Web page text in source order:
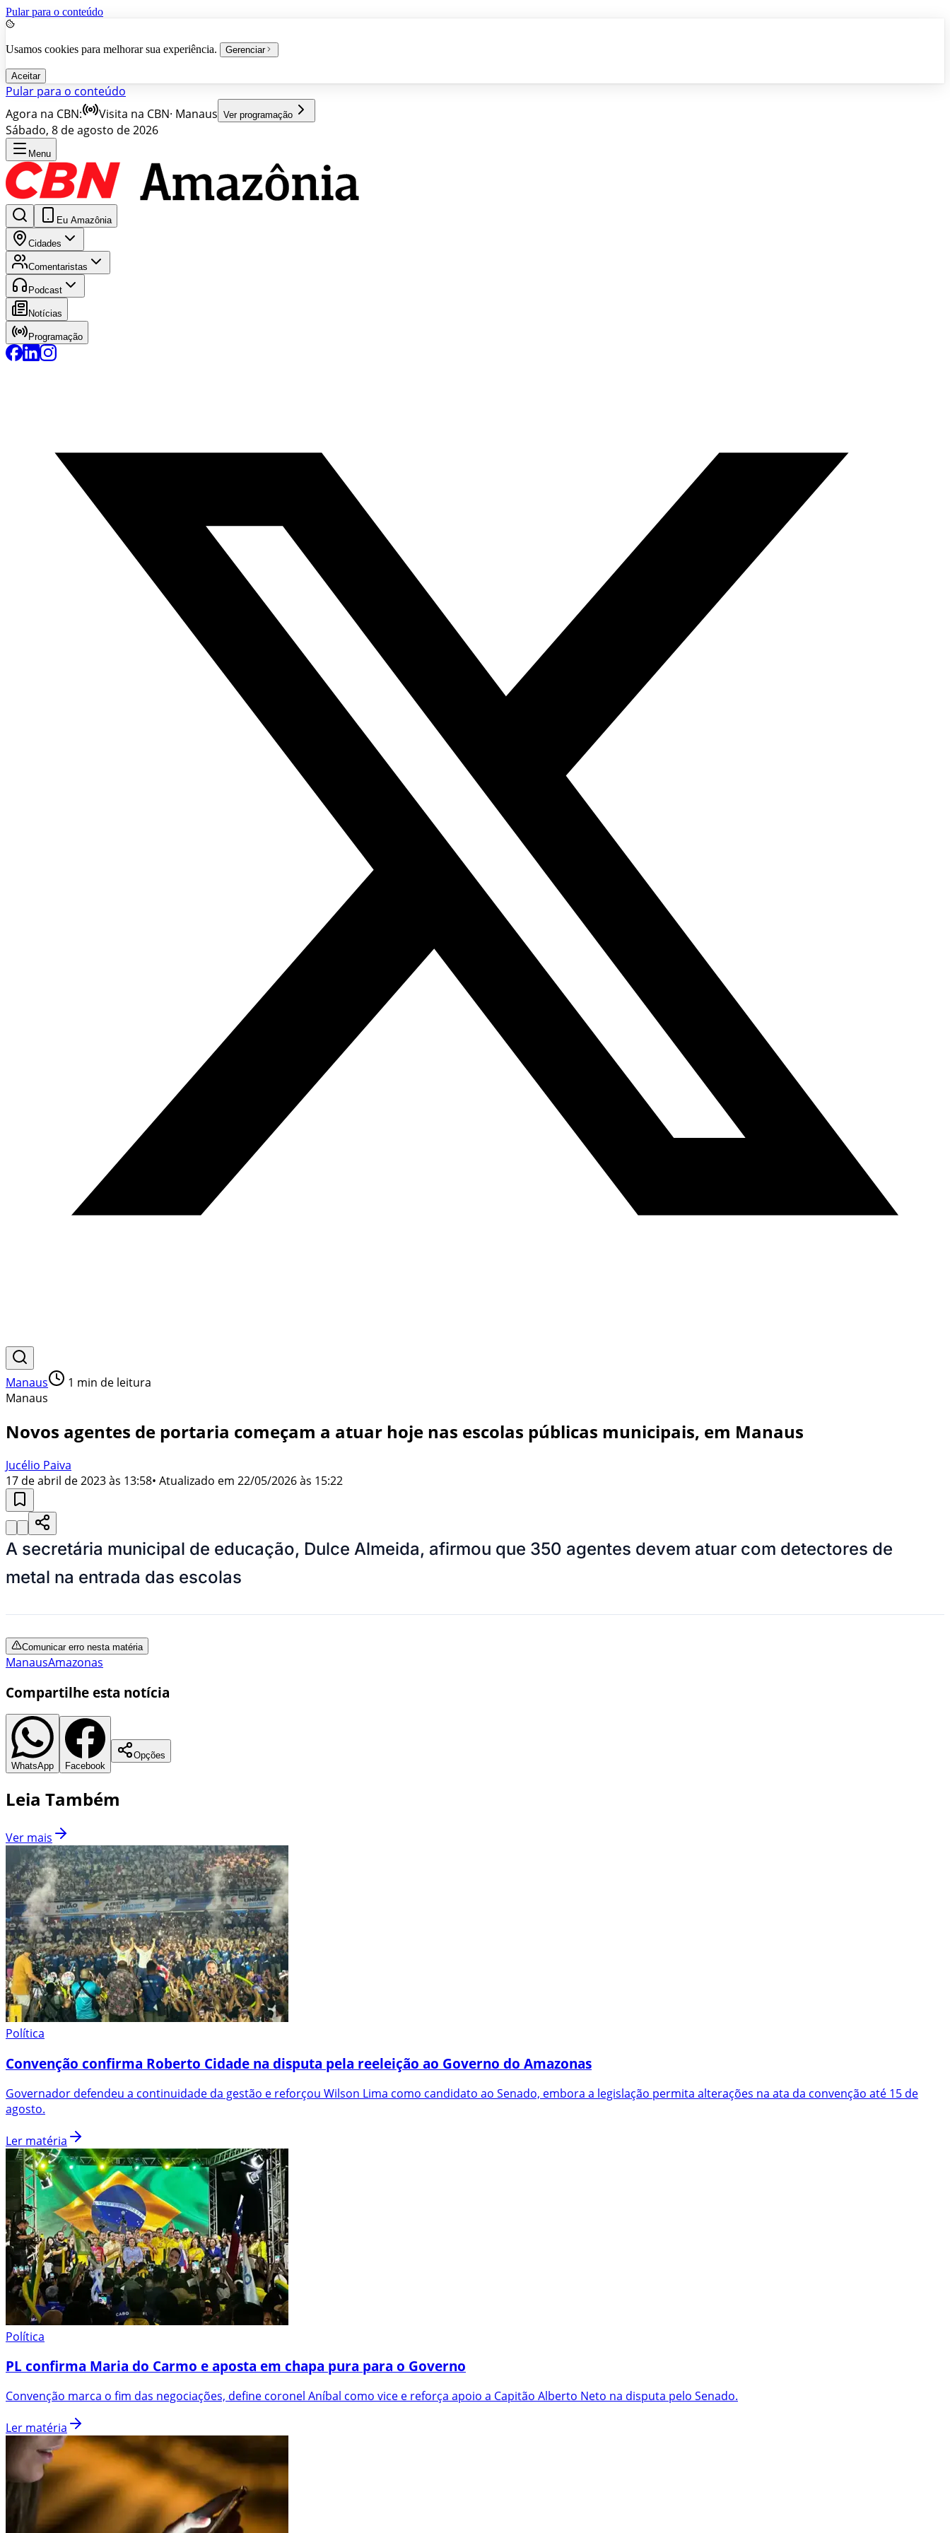
Pular para o conteúdo
Usamos cookies para melhorar sua experiência. Gerenciar
Aceitar
Pular para o conteúdo
Agora na CBN:
Visita na CBN· Manaus Ver programação
Sábado, 8 de agosto de 2026
Menu
Eu Amazônia
Cidades
Comentaristas
Podcast
Notícias
Programação
Manaus 1 min de leitura
Manaus
Novos agentes de portaria começam a atuar hoje nas escolas públicas municipais, em Manaus
Jucélio Paiva
17 de abril de 2023 às 13:58• Atualizado em 22/05/2026 às 15:22
A secretária municipal de educação, Dulce Almeida, afirmou que 350 agentes devem atuar com detectores de
metal na entrada das escolas
Comunicar erro nesta matéria
ManausAmazonas
Compartilhe esta notícia
WhatsApp Facebook
Opções
Leia Também
Ver mais
Política
Convenção confirma Roberto Cidade na disputa pela reeleição ao Governo do Amazonas
Governador defendeu a continuidade da gestão e reforçou Wilson Lima como candidato ao Senado, embora a legislação permita alterações na ata da convenção até 15 de
agosto.
Ler matéria
Política
PL confirma Maria do Carmo e aposta em chapa pura para o Governo
Convenção marca o fim das negociações, define coronel Aníbal como vice e reforça apoio a Capitão Alberto Neto na disputa pelo Senado.
Ler matéria